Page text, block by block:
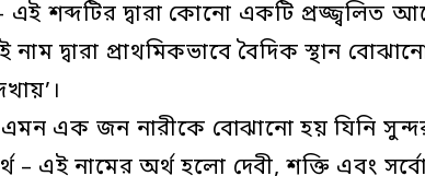
এই শব্দটির দ্বারা কোনো একটি
নাম দ্বারা প্রাথমিকভাবে বৈদিক স্থান
এমন এক জন নারীকে বোঝানো হয় যিনি
– এই নামের অর্থ হলো দেবী, শক্তি এবং